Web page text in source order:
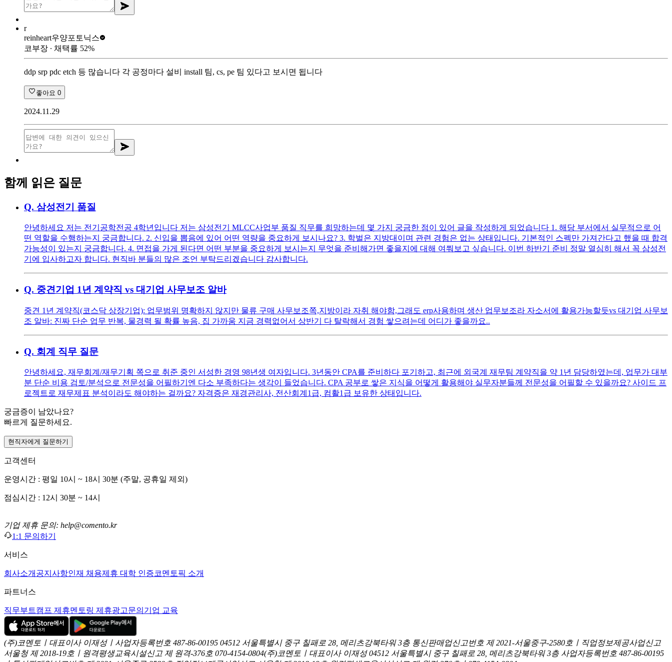
r
reinheart우양포토닉스
코부장 ∙ 채택률 52%
ddp srp pdc etch 등 많습니다 각 공정마다 설비 install 팀, cs, pe 팀 있다고 보시면 됩니다
좋아요 0
2024.11.29
함께 읽은 질문
Q. 삼성전기 품질
안녕하세요 저는 전기공학전공 4학년입니다 저는 삼성전기 MLCC사업부 품질 직무를 희망하는데 몇 가지 궁금한 점이 있어 글을 작성하게 되었습니다 1. 해당 부서에서 실무적으로 어
떤 역할을 수행하는지 궁금합니다. 2. 신입을 뽑음에 있어 어떤 역량을 중요하게 보시나요? 3. 학벌은 지방대이며 관련 경험은 없는 상태입니다. 기본적인 스펙만 가져간다고 했을 때 합격
가능성이 있는지 궁금합니다. 4. 면접을 가게 된다면 어떤 부분을 중요하게 보시는지 무엇을 준비해가면 좋을지에 대해 여쭤보고 싶습니다. 이번 하반기 준비 정말 열심히 해서 꼭 삼성전
기에 입사하고자 합니다. 현직바 분들의 많은 조언 부탁드리겠습니다 감사합니다.
Q. 중견기업 1년 계약직 vs 대기업 사무보조 알바
중견 1년 계약직(코스닥 상장기업): 업무범위 명확하지 않지만 물류 구매 사무보조쪽,지방이라 자취 해야함,그래도 erp사용하며 생산 업무보조라 자소서에 활용가능할듯vs 대기업 사무보
조 알바: 진짜 단순 업무 반복, 물경력 될 확률 높음, 집 가까움 지금 경력없어서 상반기 다 탈락해서 경험 쌓으려는데 어디가 좋을까요..
Q. 회계 직무 질문
안녕하세요, 재무회계/재무기획 쪽으로 취준 중인 서성한 경영 98년생 여자입니다. 3년동안 CPA를 준비하다 포기하고, 최근에 외국계 재무팀 계약직을 약 1년 담당하였는데, 업무가 대부
분 단순 비용 검토/분석으로 전문성을 어필하기엔 다소 부족하다는 생각이 들었습니다. CPA 공부로 쌓은 지식을 어떻게 활용해야 실무자분들께 전문성을 어필할 수 있을까요? 사이드 프
로젝트로 재무제표 분석이라도 해야하는 걸까요? 자격증은 재경관리사, 전산회계1급, 컴활1급 보유한 상태입니다.
궁금증이 남았나요?
빠르게 질문하세요.
현직자에게 질문하기
고객센터
운영시간 : 평일 10시 ~ 18시 30분 (주말, 공휴일 제외)
점심시간 : 12시 30분 ~ 14시
기업 제휴 문의: help@comento.kr
1:1 문의하기
서비스
회사소개 공지사항인재 채용제휴 대학 인증코멘토픽 소개
파트너스
직무부트캠프 제휴멘토링 제휴광고문의 기업 교육
(주)코멘토ㅣ대표이사 이재성ㅣ사업자등록번호 487-86-00195 04512 서울특별시 중구 칠패로 28, 메리츠강북타워 3층 통신판매업신고번호 제 2021-서울중구-2580호ㅣ직업정보제공사업신고
서울청 제 2018-19호ㅣ원격평생교육시설신고 제 원격-376호 070-4154-0804(주)코멘토ㅣ대표이사 이재성 04512 서울특별시 중구 칠패로 28, 메리츠강북타워 3층 사업자등록번호 487-86-00195